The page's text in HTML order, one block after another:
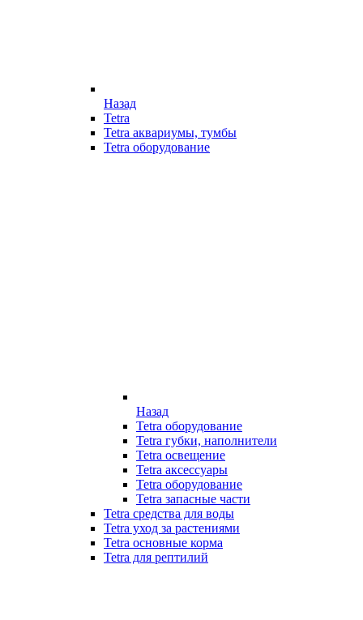
Назад
Tetra
Tetra аквариумы, тумбы
Tetra оборудование
Назад
Tetra оборудование
Tetra губки, наполнители
Tetra освещение
Tetra аксессуары
Tetra оборудование
Tetra запасные части
Tetra средства для воды
Tetra уход за растениями
Tetra основные корма
Tetra для рептилий